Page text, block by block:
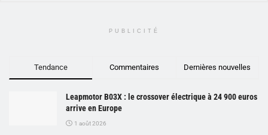
PUBLICITÉ
Tendance Commentaires Dernières nouvelles
Leapmotor B03X : le crossover électrique à 24 900 euros
arrive en Europe
1 août 2026